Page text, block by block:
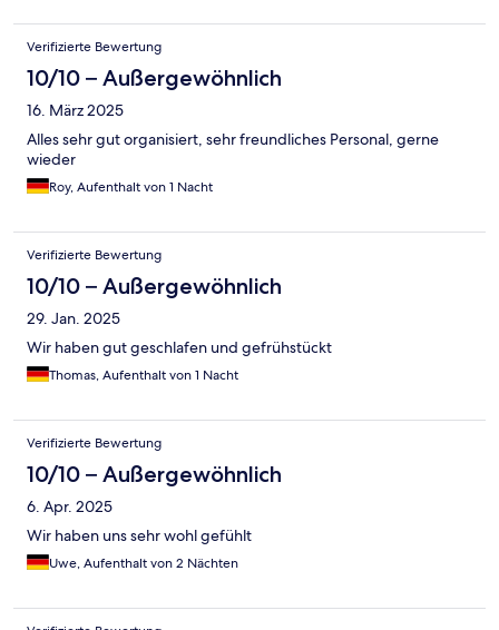
Verifizierte Bewertung
10/10 – Außergewöhnlich
16. März 2025
Alles sehr gut organisiert, sehr freundliches Personal, gerne
wieder
Roy, Aufenthalt von 1 Nacht
Verifizierte Bewertung
10/10 – Außergewöhnlich
29. Jan. 2025
Wir haben gut geschlafen und gefrühstückt
Thomas, Aufenthalt von 1 Nacht
Verifizierte Bewertung
10/10 – Außergewöhnlich
6. Apr. 2025
Wir haben uns sehr wohl gefühlt
Uwe, Aufenthalt von 2 Nächten